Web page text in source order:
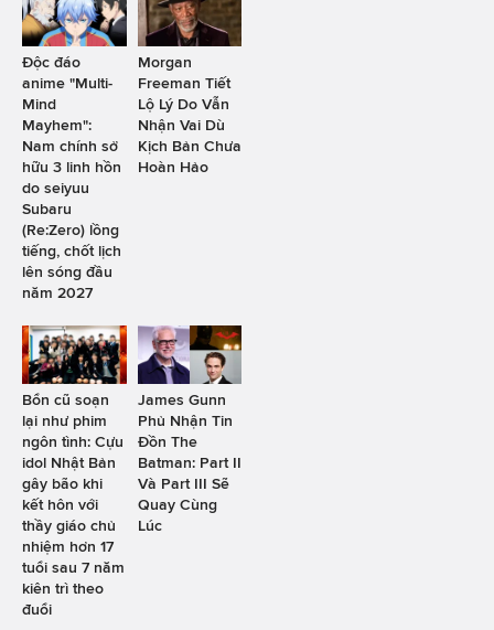
Độc đáo
anime "Multi-
Mind
Mayhem":
Nam chính sở
hữu 3 linh hồn
do seiyuu
Subaru
(Re:Zero) lồng
tiếng, chốt lịch
lên sóng đầu
năm 2027
Morgan
Freeman Tiết
Lộ Lý Do Vẫn
Nhận Vai Dù
Kịch Bản Chưa
Hoàn Hảo
Bổn cũ soạn
lại như phim
ngôn tình: Cựu
idol Nhật Bản
gây bão khi
kết hôn với
thầy giáo chủ
nhiệm hơn 17
tuổi sau 7 năm
kiên trì theo
đuổi
James Gunn
Phủ Nhận Tin
Đồn The
Batman: Part II
Và Part III Sẽ
Quay Cùng
Lúc